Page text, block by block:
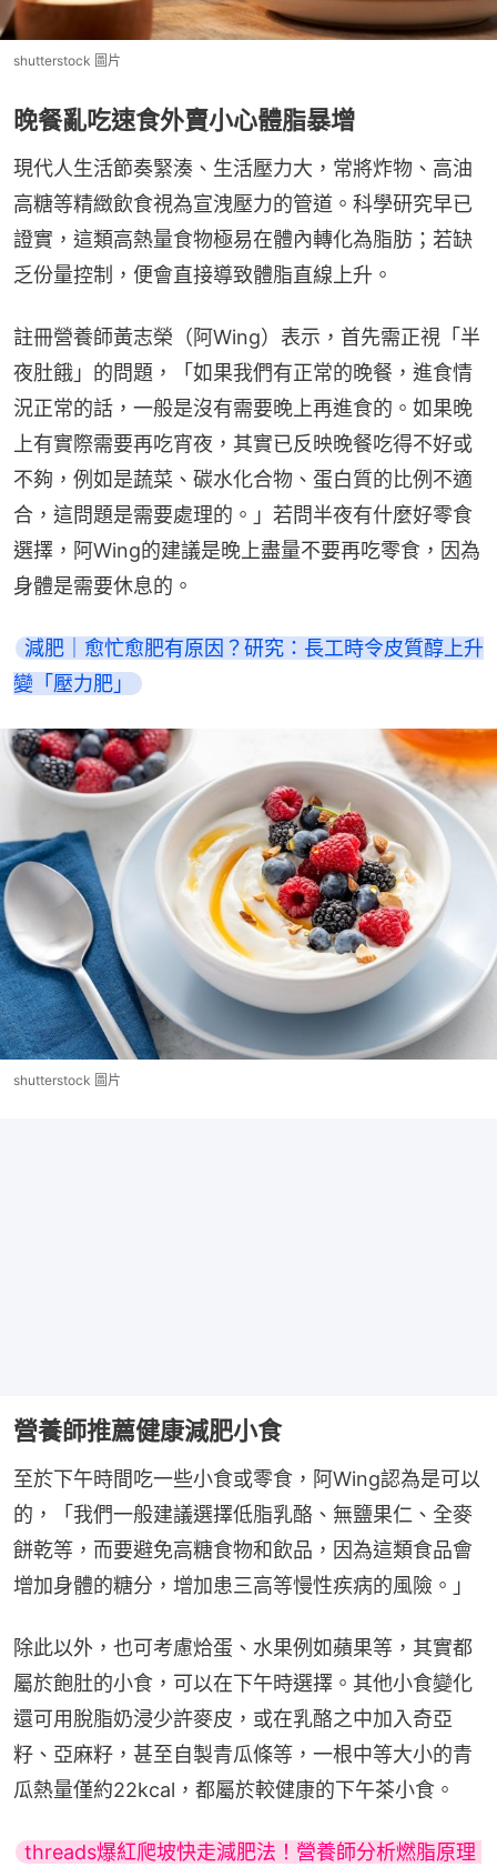
shutterstock 圖片
晚餐亂吃速食外賣小心體脂暴增
現代人生活節奏緊湊、生活壓力大，常將炸物、高油
高糖等精緻飲食視為宣洩壓力的管道。科學研究早已
證實，這類高熱量食物極易在體內轉化為脂肪；若缺
乏份量控制，便會直接導致體脂直線上升。
註冊營養師黃志榮（阿Wing）表示，首先需正視「半
夜肚餓」的問題，「如果我們有正常的晚餐，進食情
況正常的話，一般是沒有需要晚上再進食的。如果晚
上有實際需要再吃宵夜，其實已反映晚餐吃得不好或
不夠，例如是蔬菜、碳水化合物、蛋白質的比例不適
合，這問題是需要處理的。」若問半夜有什麼好零食
選擇，阿Wing的建議是晚上盡量不要再吃零食，因為
身體是需要休息的。
減肥｜愈忙愈肥有原因？研究：長工時令皮質醇上升
變「壓力肥」
shutterstock 圖片
營養師推薦健康減肥小食
至於下午時間吃一些小食或零食，阿Wing認為是可以
的，「我們一般建議選擇低脂乳酪、無鹽果仁、全麥
餅乾等，而要避免高糖食物和飲品，因為這類食品會
增加身體的糖分，增加患三高等慢性疾病的風險。」
除此以外，也可考慮烚蛋、水果例如蘋果等，其實都
屬於飽肚的小食，可以在下午時選擇。其他小食變化
還可用脫脂奶浸少許麥皮，或在乳酪之中加入奇亞
籽、亞麻籽，甚至自製青瓜條等，一根中等大小的青
瓜熱量僅約22kcal，都屬於較健康的下午茶小食。
threads爆紅爬坡快走減肥法！營養師分析燃脂原理